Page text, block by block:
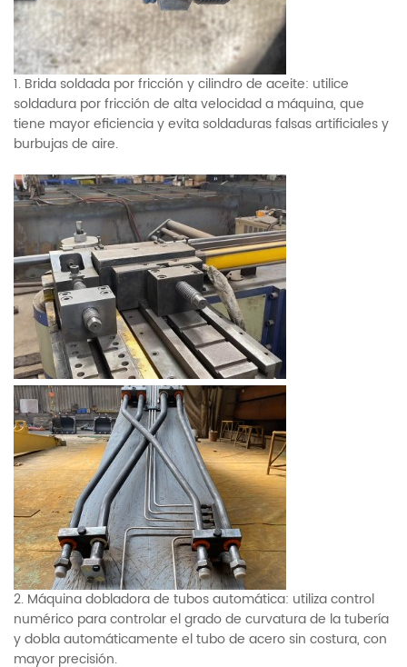
1. Brida soldada por fricción y cilindro de aceite: utilice
soldadura por fricción de alta velocidad a máquina, que
tiene mayor eficiencia y evita soldaduras falsas artificiales y
burbujas de aire.
2. Máquina dobladora de tubos automática: utiliza control
numérico para controlar el grado de curvatura de la tubería
y dobla automáticamente el tubo de acero sin costura, con
mayor precisión.